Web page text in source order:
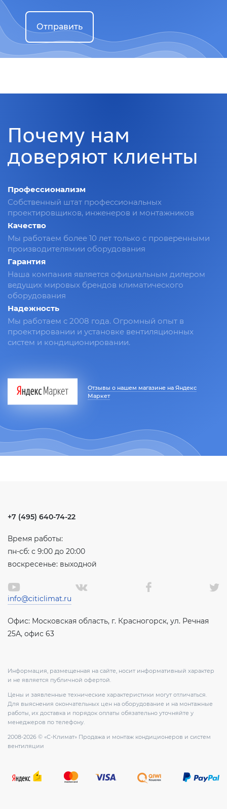
Отправить
Почему нам
доверяют клиенты
Профессионализм
Собственный штат профессиональных
проектировщиков, инженеров и монтажников
Качество
Мы работаем более 10 лет только с проверенными
производителямии оборудования
Гарантия
Наша компания является официальным дилером
ведущих мировых брендов климатического
оборудования
Надежность
Мы работаем с 2008 года. Огромный опыт в
проектировании и установке вентиляционных
систем и кондиционировании.
Отзывы о нашем магазине на Яндекс
Маркет
+7 (495) 640-74-22
Время работы:
пн-сб: с 9:00 до 20:00
воскресенье: выходной
info@citiclimat.ru
Офис: Московская область, г. Красногорск, ул. Речная
25А, офис 63
Информация, размещенная на сайте, носит информативный характер
и не является публичной офертой.
Цены и заявленные технические характеристики могут отличаться.
Для выяснения окончательных цен на оборудование и на монтажные
работы, их доставка и порядок оплаты обязательно уточняйте у
менеджеров по телефону.
2008-2026 © «С-Климат» Продажа и монтаж кондиционеров и систем
вентиляции